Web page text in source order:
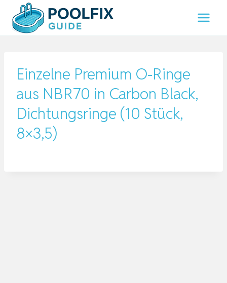
Inhalt
springen
Einzelne Premium O-Ringe
aus NBR70 in Carbon Black,
Dichtungsringe (10 Stück,
8×3,5)